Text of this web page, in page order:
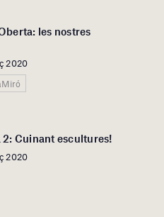
les nostres
2020
Cuinant escultures!
2020